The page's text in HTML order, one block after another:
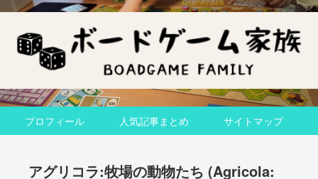
プロフィール 人気記事まとめ サイトマップ
アグリコラ:牧場の動物たち (Agricola: